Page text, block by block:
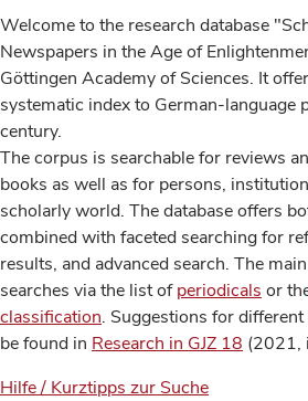
Welcome to the research database
Newspapers in the Age of
Göttingen Academy of Sciences. It
systematic index to German-language
century.
The corpus is searchable for reviews
books as well as for persons,
scholarly world. The database offers
combined with faceted searching for
results, and advanced search. The
searches via the list ofperiodicals or
classification. Suggestions for
be found in Research in GJZ 18 (2021,
Hilfe / Kurztipps zur Suche